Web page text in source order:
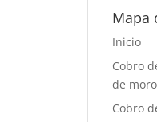
Mapa
Inicio
Cobro
de
Cobro